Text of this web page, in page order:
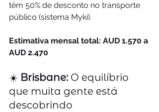
têm 50% de desconto no transporte
público (sistema Myki).
Estimativa mensal total: AUD 1.570 a
AUD 2.470
☀️ Brisbane: O equilíbrio
que muita gente está
descobrindo